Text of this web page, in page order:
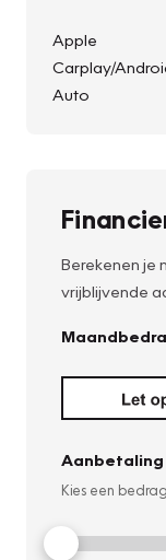
Apple
Carplay/
Auto
Berekenen je
vrijblijvende
Aanbetaling
Kies een